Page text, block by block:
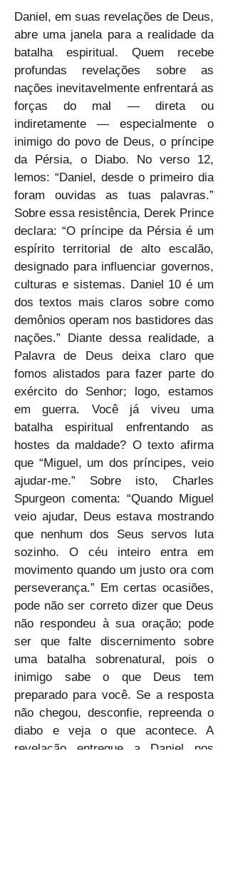
Daniel, em suas revelações de Deus,
abre uma janela para a realidade da
batalha espiritual. Quem recebe
profundas revelações sobre as
nações inevitavelmente enfrentará as
forças do mal — direta ou
indiretamente — especialmente o
inimigo do povo de Deus, o príncipe
da Pérsia, o Diabo. No verso 12,
lemos: “Daniel, desde o primeiro dia
foram ouvidas as tuas palavras.”
Sobre essa resistência, Derek Prince
declara: “O príncipe da Pérsia é um
espírito territorial de alto escalão,
designado para influenciar governos,
culturas e sistemas. Daniel 10 é um
dos textos mais claros sobre como
demônios operam nos bastidores das
nações.” Diante dessa realidade, a
Palavra de Deus deixa claro que
fomos alistados para fazer parte do
exército do Senhor; logo, estamos
em guerra. Você já viveu uma
batalha espiritual enfrentando as
hostes da maldade? O texto afirma
que “Miguel, um dos príncipes, veio
ajudar-me.” Sobre isto, Charles
Spurgeon comenta: “Quando Miguel
veio ajudar, Deus estava mostrando
que nenhum dos Seus servos luta
sozinho. O céu inteiro entra em
movimento quando um justo ora com
perseverança.” Em certas ocasiões,
pode não ser correto dizer que Deus
não respondeu à sua oração; pode
ser que falte discernimento sobre
uma batalha sobrenatural, pois o
inimigo sabe o que Deus tem
preparado para você. Se a resposta
não chegou, desconfie, repreenda o
diabo e veja o que acontece. A
revelação entregue a Daniel nos